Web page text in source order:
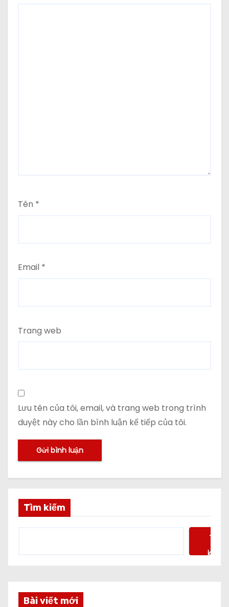
Tên *
Email *
Trang web
Lưu tên của tôi, email, và trang web trong trình
duyệt này cho lần bình luận kế tiếp của tôi.
Tìm kiếm
Tìm
kiếm
Bài viết mới